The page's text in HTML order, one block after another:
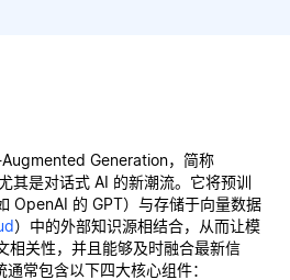
Generation，简称
其是对话式 AI 的新潮流。它将预训
OpenAI 的 GPT）与存储于向量数据
）中的外部知识源相结合，从而让模
相关性，并且能够及时融合最新信
常包含以下四大核心组件：